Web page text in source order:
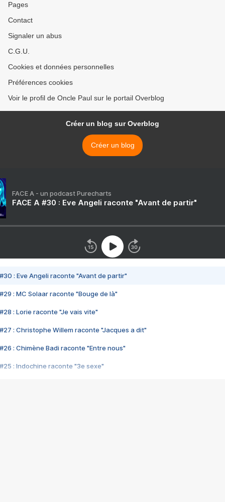
Pages
Contact
Signaler un abus
C.G.U.
Cookies et données personnelles
Préférences cookies
Voir le profil de Oncle Paul sur le portail Overblog
Créer un blog sur Overblog
Créer un blog
FACE A - un podcast Purecharts
FACE A #30 : Eve Angeli raconte "Avant de partir"
#30 : Eve Angeli raconte "Avant de partir"
#29 : MC Solaar raconte "Bouge de là"
#28 : Lorie raconte "Je vais vite"
#27 : Christophe Willem raconte "Jacques a dit"
#26 : Chimène Badi raconte "Entre nous"
#25 : Indochine raconte "3e sexe"